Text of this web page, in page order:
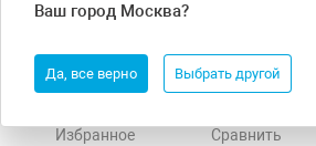
Ваш город Москва?
Да, все верно Выбрать другой
Настольная лампа Arlight TOMMY
Избранное Сравнить